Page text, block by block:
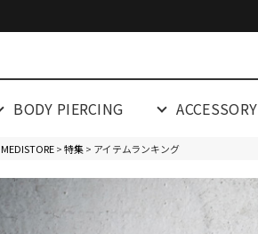
BODY PIERCING ACCESSORY
MEDISTORE>特集> アイテムランキング